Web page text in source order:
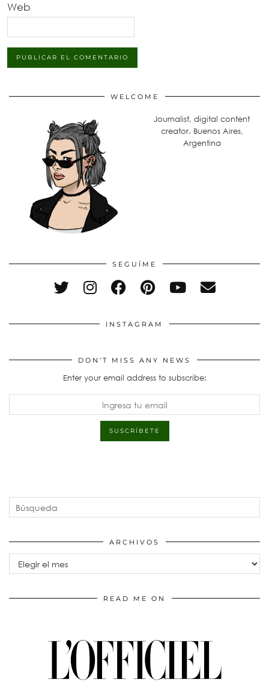
Web
WELCOME
Journalist, digital content
creator. Buenos Aires,
Argentina
SEGUÍME
INSTAGRAM
DON’T MISS ANY NEWS
Enter your email address to subscribe:
ARCHIVOS
Archivos
READ ME ON